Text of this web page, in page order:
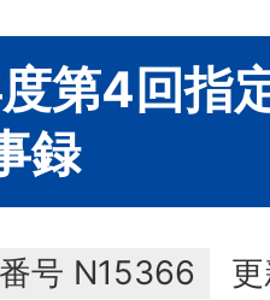
第4回指
録
号 N15366